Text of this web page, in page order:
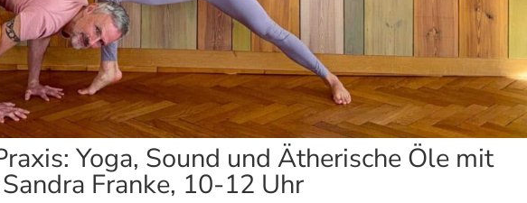
Yoga, Sound und Ätherische Öle mit
Franke, 10-12 Uhr